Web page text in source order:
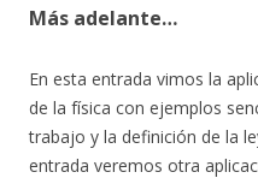
Más adelante…
En esta entrada vimos la
de la física con ejemplos
trabajo y la definición de la
entrada veremos otra